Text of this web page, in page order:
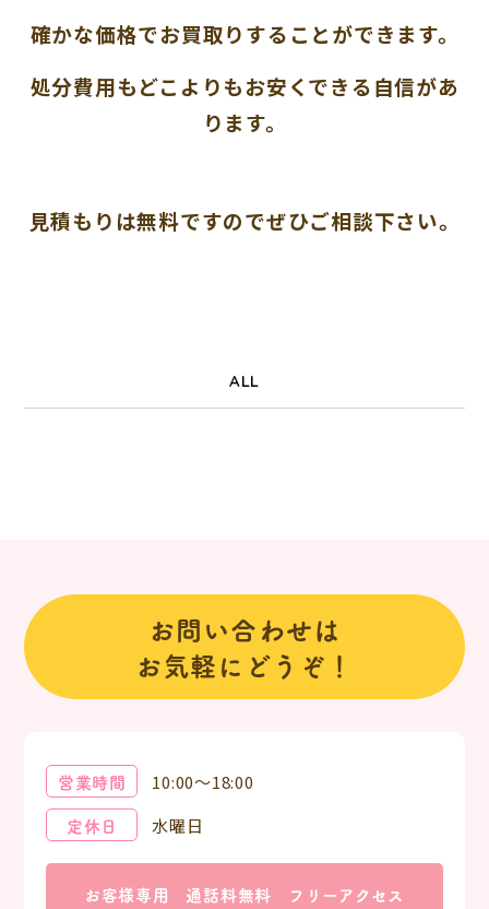
確かな価格でお買取りすることができます。
処分費用もどこよりもお安くできる自信があ
ります。
見積もりは無料ですのでぜひご相談下さい。
ALL
お問い合わせは
お気軽にどうぞ！
営業時間
10:00～18:00
定休日
水曜日
お客様専用 通話料無料 フリーアクセス